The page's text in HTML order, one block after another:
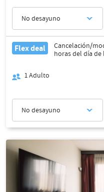
No desayuno
Flex deal
Cancelación/
horas del día de
1Adulto
No desayuno